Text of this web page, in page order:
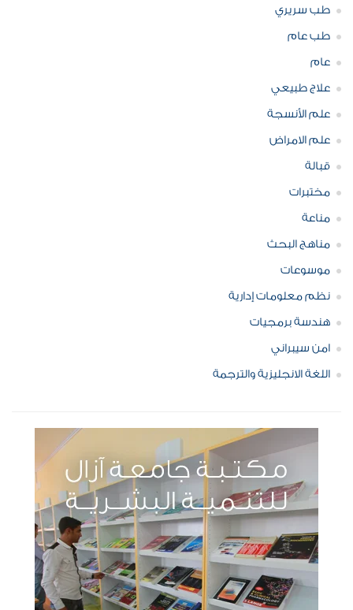
طب سريري
طب عام
عام
علاج طبيعي
علم الأنسجة
علم الامراض
قبالة
مختبرات
مناعة
مناهج البحث
موسوعات
نظم معلومات إدارية
هندسة برمجيات
امن سيبراني
اللغة الانجليزية والترجمة